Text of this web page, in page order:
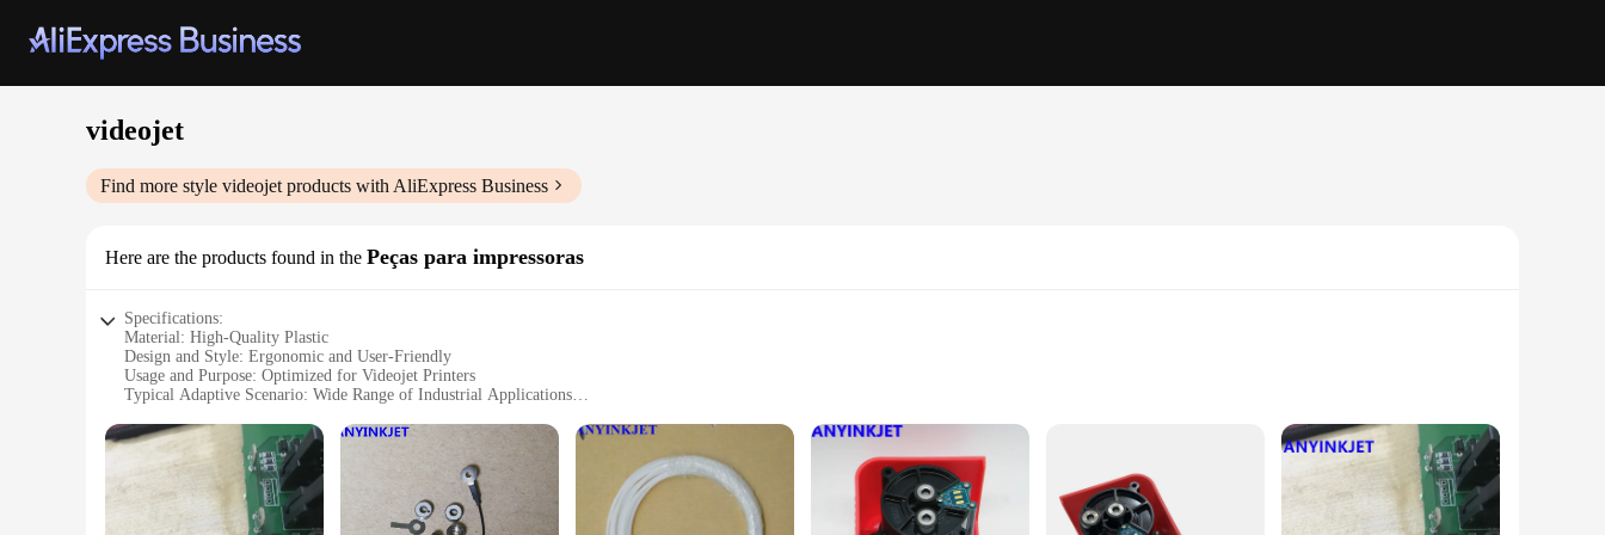
videojet
Find more style videojet products with AliExpress Business
Here are the products found in the Peças para impressoras
Specifications:
Material: High-Quality Plastic
Design and Style: Ergonomic and User-Friendly
Usage and Purpose: Optimized for Videojet Printers
Typical Adaptive Scenario: Wide Range of Industrial Applications
Performance and Property: Durable and Reliable
Features:
**Enhanced Durability and Reliability**
The Videojet Peças para impressoras are crafted from high-quality plastic, ensuring they can withstand the rigors of industrial use. These components are designed to be both durable and reliable,
providing consistent performance in a variety of environments. Whether you're operating in a manufacturing plant, warehouse, or any other industrial setting, these parts are built to last and perform